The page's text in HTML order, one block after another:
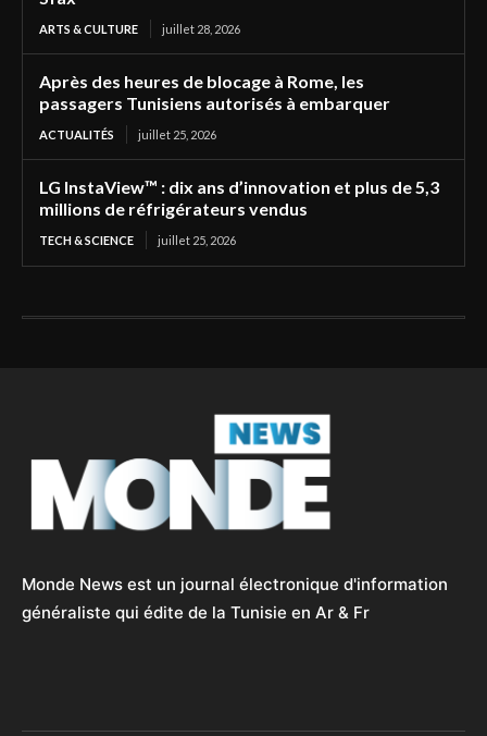
ARTS & CULTURE juillet 28, 2026
Après des heures de blocage à Rome, les
passagers Tunisiens autorisés à embarquer
ACTUALITÉS juillet 25, 2026
LG InstaView™ : dix ans d’innovation et plus de 5,3
millions de réfrigérateurs vendus
TECH & SCIENCE juillet 25, 2026
Monde News est un journal électronique d'information
généraliste qui édite de la Tunisie en Ar & Fr